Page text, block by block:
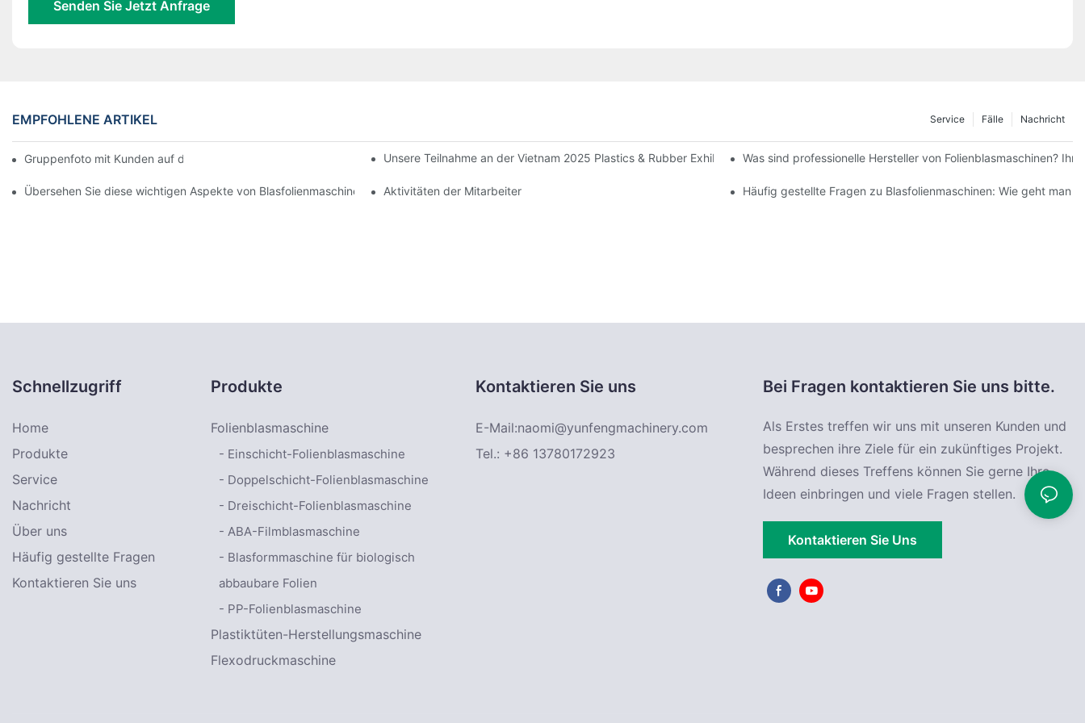
Senden Sie Jetzt Anfrage
EMPFOHLENE ARTIKEL Nachricht
Fälle
Service
Gruppenfoto mit Kunden auf der Messe Unsere Teilnahme an der Vietnam 2025 Plastics & Rubber Exhibition endet mit einem durchschlagenden Erfolg
Was sind professionelle Hersteller von Folienblasmaschinen?
Übersehen Sie diese wichtigen Aspekte von Blasfolienmaschinen? Aktivitäten der Mitarbeiter Häufig gestellte Fragen zu Blasfolienmaschinen: Wie geht man
Schnellzugriff
Home
Produkte
Service
Nachricht
Über uns
Häufig gestellte Fragen
Kontaktieren Sie uns
Produkte
Folienblasmaschine
- Einschicht-Folienblasmaschine
- Doppelschicht-Folienblasmaschine
- Dreischicht-Folienblasmaschine
- ABA-Filmblasmaschine
- Blasformmaschine für biologisch
abbaubare Folien
- PP-Folienblasmaschine
Plastiktüten-Herstellungsmaschine
Flexodruckmaschine
Kontaktieren Sie uns
E-Mail:naomi@yunfengmachinery.com
Tel.: +86 13780172923
Bei Fragen kontaktieren Sie uns bitte.
Als Erstes treffen wir uns mit unseren Kunden und
besprechen ihre Ziele für ein zukünftiges Projekt.
Während dieses Treffens können Sie gerne Ihre
Ideen einbringen und viele Fragen stellen.
Kontaktieren Sie Uns